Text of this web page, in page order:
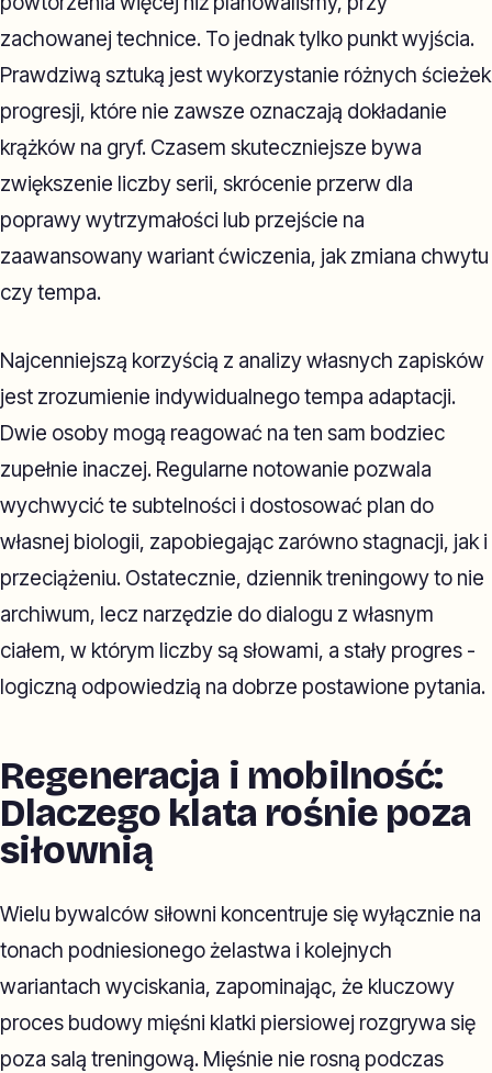
zachowanej technice. To jednak tylko punkt wyjścia.
Prawdziwą sztuką jest wykorzystanie różnych ścieżek
progresji, które nie zawsze oznaczają dokładanie
krążków na gryf. Czasem skuteczniejsze bywa
zwiększenie liczby serii, skrócenie przerw dla
poprawy wytrzymałości lub przejście na
zaawansowany wariant ćwiczenia, jak zmiana chwytu
czy tempa.
Najcenniejszą korzyścią z analizy własnych zapisków
jest zrozumienie indywidualnego tempa adaptacji.
Dwie osoby mogą reagować na ten sam bodziec
zupełnie inaczej. Regularne notowanie pozwala
wychwycić te subtelności i dostosować plan do
własnej biologii, zapobiegając zarówno stagnacji, jak i
przeciążeniu. Ostatecznie, dziennik treningowy to nie
archiwum, lecz narzędzie do dialogu z własnym
ciałem, w którym liczby są słowami, a stały progres -
logiczną odpowiedzią na dobrze postawione pytania.
Regeneracja i mobilność:
Dlaczego klata rośnie poza
siłownią
Wielu bywalców siłowni koncentruje się wyłącznie na
tonach podniesionego żelastwa i kolejnych
wariantach wyciskania, zapominając, że kluczowy
proces budowy mięśni klatki piersiowej rozgrywa się
poza salą treningową. Mięśnie nie rosną podczas